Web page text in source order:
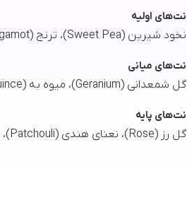
نت‌های اولیه
نخود شیرین (Sweet Pea)، ترنج (Bergamot)، نارنگی ماندارین (Mandarin Orange)
نت‌های میانی
گل شمعدانی (Geranium)، میوه به (Quince)، گل فریزیا (Freesia)
نت‌های پایه
گل رز (Rose)، نعنای هندی (Patchouli)، چرم (Leather)